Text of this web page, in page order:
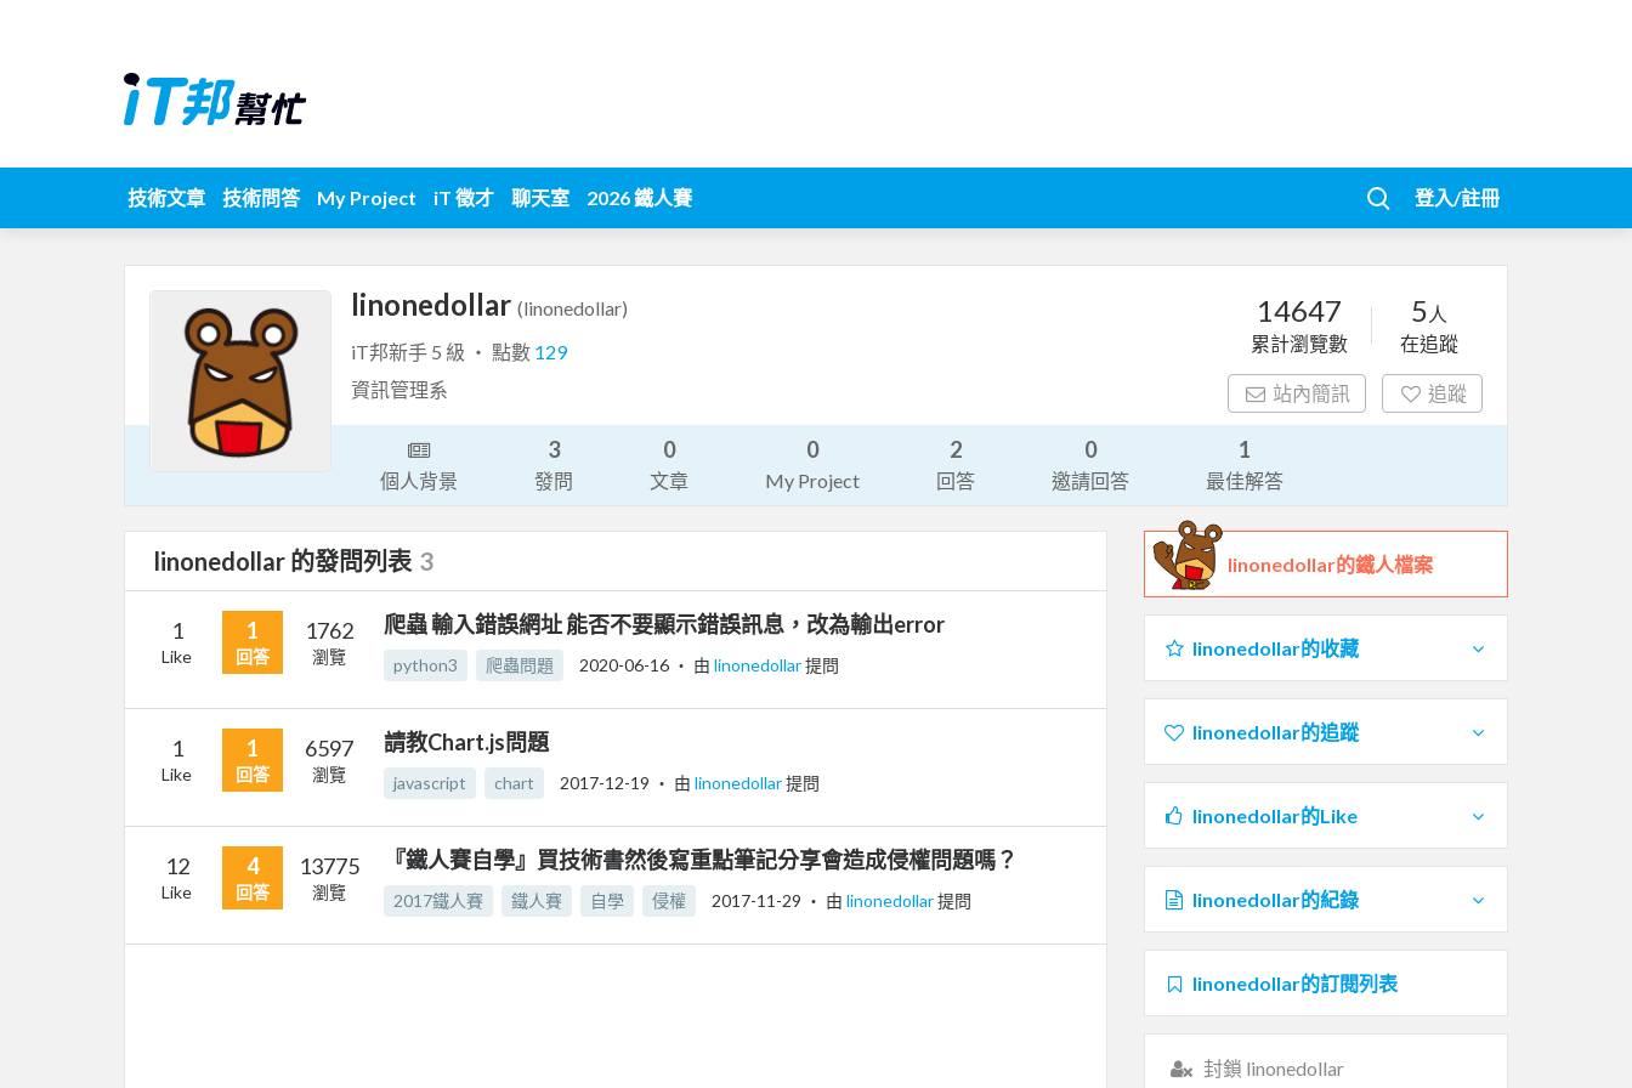
技術文章 技術問答 My Project iT 徵才 聊天室 2026 鐵人賽 登入/註冊
linonedollar (linonedollar)
iT邦新手 5 級 ‧ 點數 129
資訊管理系
14647
累計瀏覽數
5 人
在追蹤
站內簡訊 追蹤
個人背景
3
發問
0
文章
0
My Project
2
回答
0
邀請回答
1
最佳解答
linonedollar 的發問列表 3
1
Like
1
回答
1762
瀏覽
爬蟲 輸入錯誤網址 能否不要顯示錯誤訊息，改為輸出error
python3 爬蟲問題 2020-06-16 ‧ 由 linonedollar提問
1
Like
1
回答
6597
瀏覽
請教Chart.js問題
javascript chart 2017-12-19 ‧ 由 linonedollar提問
12
Like
4
回答
13775
瀏覽
『鐵人賽自學』買技術書然後寫重點筆記分享會造成侵權問題嗎？
2017鐵人賽 鐵人賽 自學 侵權 2017-11-29 ‧ 由 linonedollar提問
linonedollar的鐵人檔案
linonedollar的收藏
linonedollar的追蹤
linonedollar的Like
linonedollar的紀錄
linonedollar的訂閱列表
封鎖 linonedollar